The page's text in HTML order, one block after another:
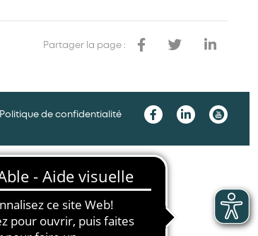
Partager la page :
Politique de confidentialité